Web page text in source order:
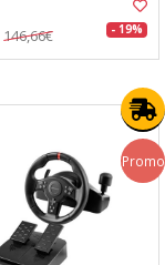
146,66€ - 19%
Promo